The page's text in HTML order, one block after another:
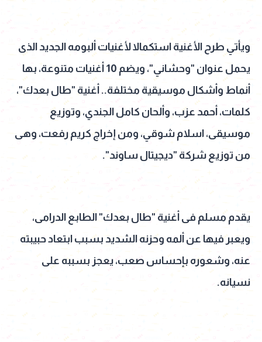
ويأتي طرح الأغنية استكمالا لأغنيات ألبومه الجديد الذى
يحمل عنوان "وحشاني"، ويضم 10 أغنيات متنوعة، بها
أنماط وأشكال موسيقية مختلفة.. أغنية "طال بعدك"،
كلمات، أحمد عزب، وألحان كامل الجندي، وتوزيع
موسيقى، اسلام شوقي، ومن إخراج كريم رفعت، وهى
من توزيع شركة "ديجيتال ساوند".
يقدم مسلم فى أغنية "طال بعدك" الطابع الدرامى،
ويعبر فيها عن ألمه وحزنه الشديد بسبب ابتعاد حبيبته
عنه، وشعوره بإحساس صعب، يعجز بسببه على
نسيانه.